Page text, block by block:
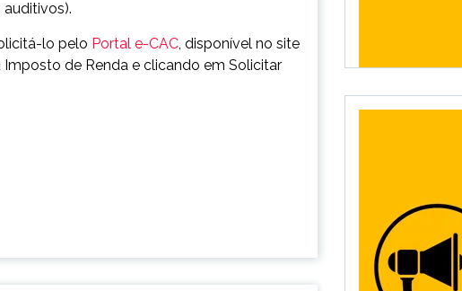
lo pelo Portal e-CAC , disponível no site
de Renda e clicando em Solicitar